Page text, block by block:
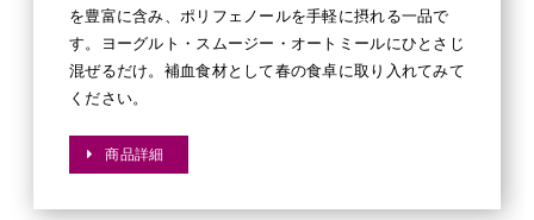
を豊富に含み、ポリフェノールを手軽に摂れる一品で
す。ヨーグルト・スムージー・オートミールにひとさじ
混ぜるだけ。補血食材として春の食卓に取り入れてみて
ください。
商品詳細